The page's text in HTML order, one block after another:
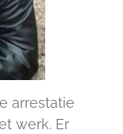
arrestatie
werk. Er